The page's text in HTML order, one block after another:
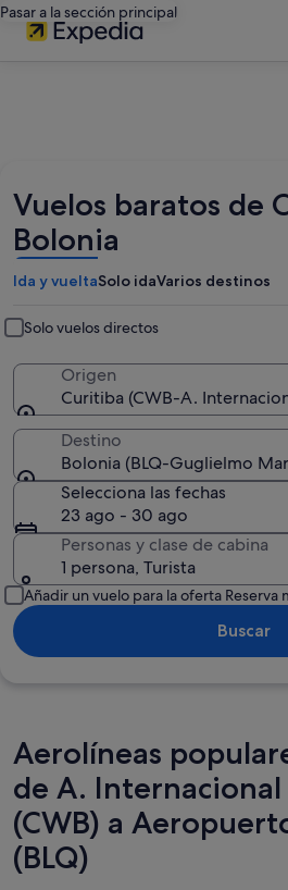
Pasar a la sección principal
Vuelos baratos de
Bolonia
Ida y vueltaSolo idaVarios destinos
Solo vuelos directos
Origen
Curitiba (CWB-A.
Destino
Bolonia (BLQ-Guglielmo
Selecciona las fechas
23 ago - 30 ago
Personas y clase de cabina
1 persona, Turista
Añadir un vuelo para la oferta Reserva
Buscar
Aerolíneas
de A. Internacional
(CWB) a
(BLQ)